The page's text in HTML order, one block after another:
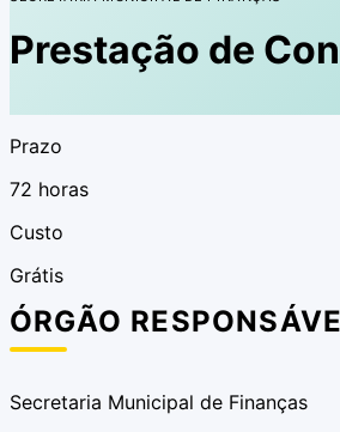
Prestação de
Prazo
72 horas
Custo
Grátis
ÓRGÃO
Secretaria Municipal de Finanças